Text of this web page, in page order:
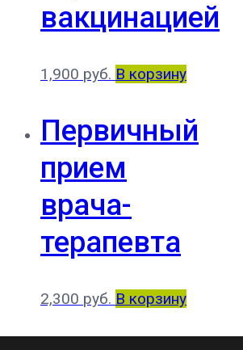
вакцинацией
1,900 руб. В корзину
Первичный
прием
врача-
терапевта
2,300 руб. В корзину